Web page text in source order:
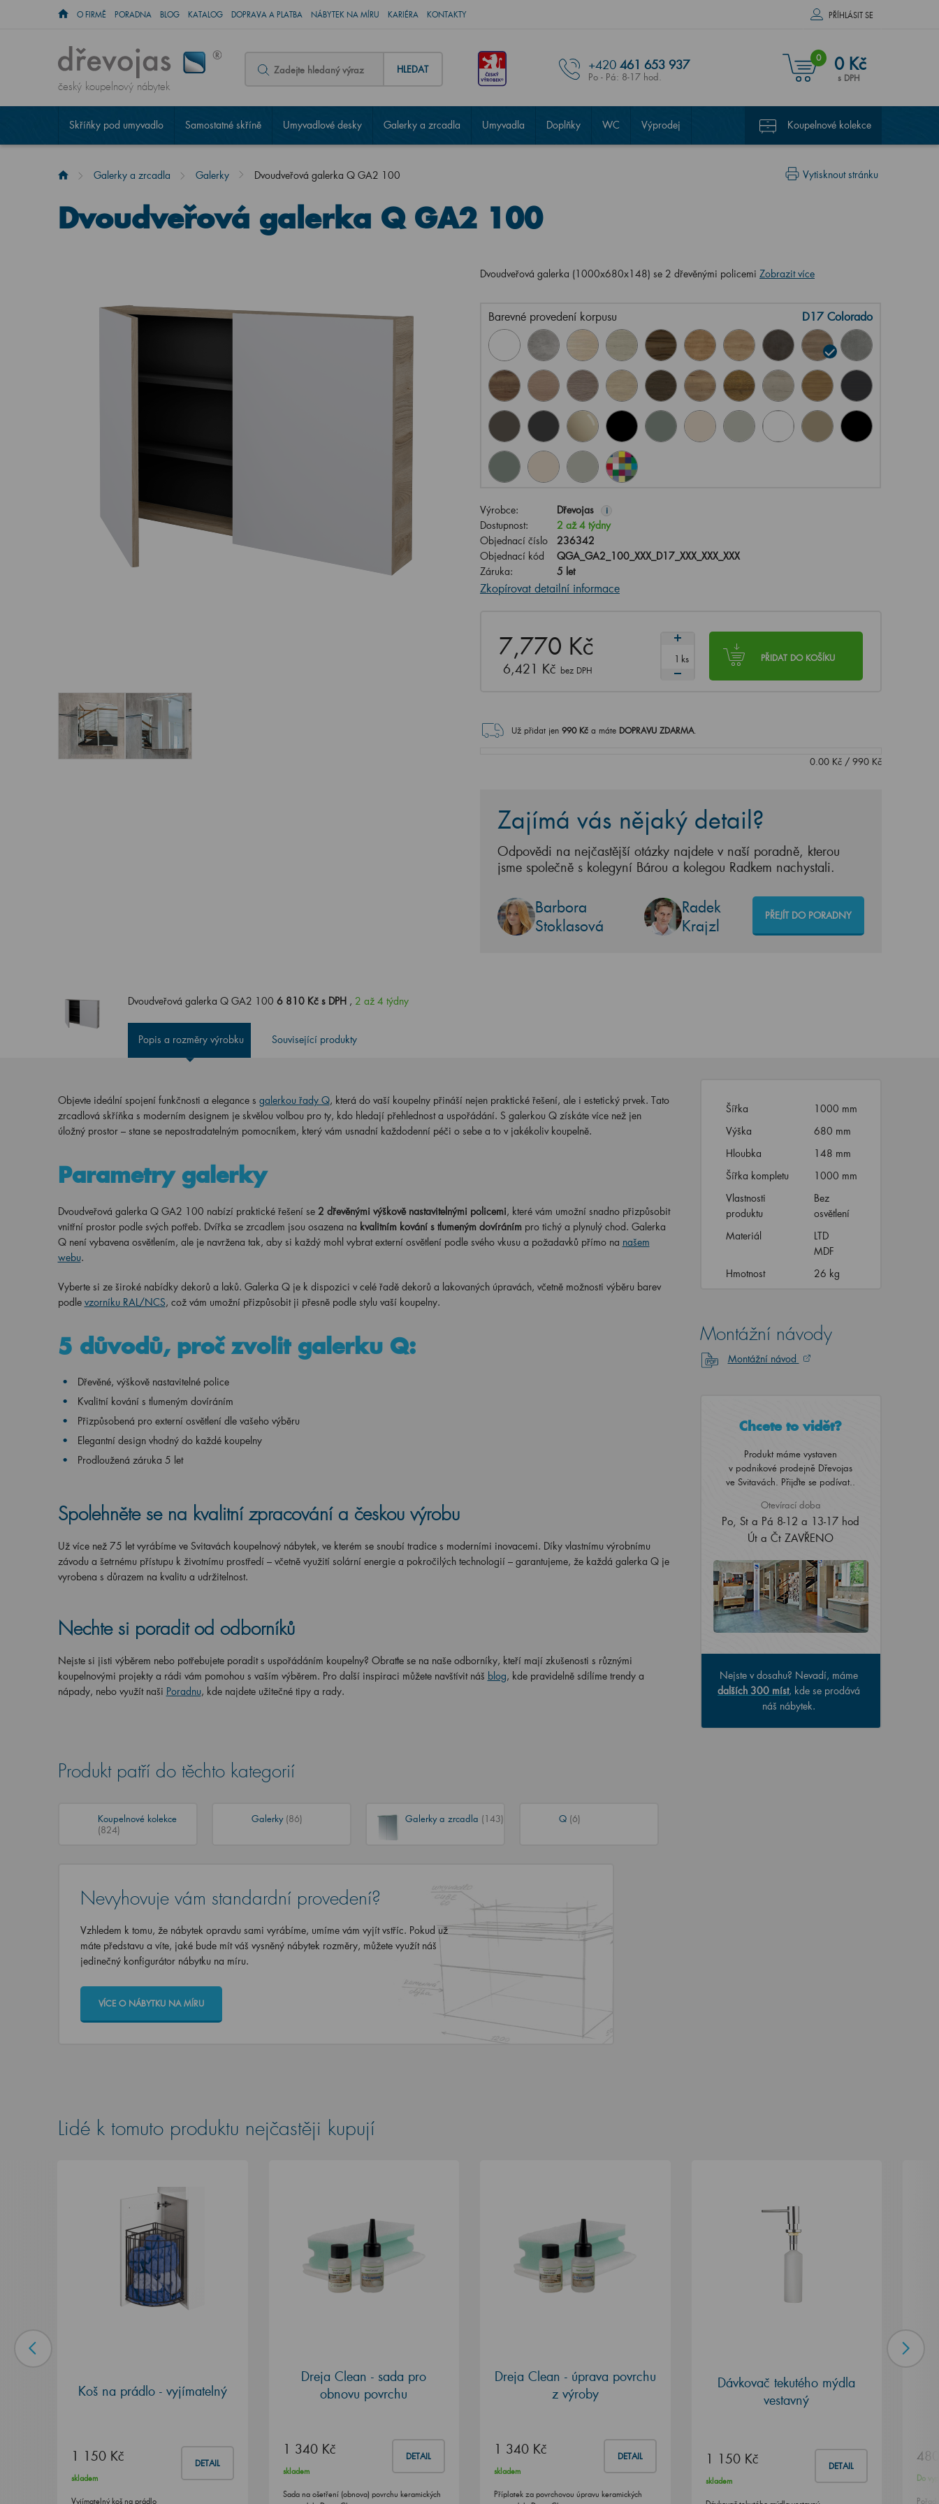
O FIRMĚ PORADNA BLOG KATALOG DOPRAVA A PLATBA NÁBYTEK NA MÍRU KARIÉRA KONTAKTY PŘÍHLÁSIT SE
český koupelnový nábytek
HLEDAT +420 461 653 937
Po - Pá: 8-17 hod.
0 0 Kč
s DPH
Skříňky pod umyvadlo Samostatné skříně Umyvadlové desky Galerky a zrcadla Umyvadla Doplňky WC Výprodej Koupelnové kolekce
Vytisknout stránku
Galerky a zrcadla Galerky Dvoudveřová galerka Q GA2 100
Dvoudveřová galerka Q GA2 100
Dvoudveřová galerka (1000x680x148) se 2 dřevěnými policemi Zobrazit více
Barevné provedení korpusu D17 Colorado
Výrobce: Dřevojas i
Dostupnost:
2 až 4 týdny
Objednací číslo
236342
Objednací kód
QGA_GA2_100_XXX_D17_XXX_XXX_XXX
Záruka:
5 let
Zkopírovat detailní informace
7,770 Kč
6,421 Kč bez DPH
PŘIDAT DO KOŠÍKU
ks
Už přidat jen 990Kč a máte DOPRAVU ZDARMA.
0.00Kč/ 990Kč
Zajímá vás nějaký detail?
Odpovědi na nejčastější otázky najdete v naší poradně, kterou
jsme společně s kolegyní Bárou a kolegou Radkem nachystali.
Barbora
Stoklasová
Radek
Krajzl
PŘEJÍT DO PORADNY
Dvoudveřová galerka Q GA2 1006 810 Kč s DPH , 2 až 4 týdny
Popis a rozměry výrobku Související produkty
Objevte ideální spojení funkčnosti a elegance s galerkou řady Q, která do vaší koupelny přináší nejen praktické řešení, ale i estetický prvek. Tato
zrcadlová skříňka s moderním designem je skvělou volbou pro ty, kdo hledají přehlednost a uspořádání. S galerkou Q získáte více než jen
úložný prostor – stane se nepostradatelným pomocníkem, který vám usnadní každodenní péči o sebe a to v jakékoliv koupelně.
Parametry galerky
Dvoudveřová galerka Q GA2 100 nabízí praktické řešení se 2 dřevěnými výškově nastavitelnými policemi, které vám umožní snadno přizpůsobit
vnitřní prostor podle svých potřeb. Dvířka se zrcadlem jsou osazena na kvalitním kování s tlumeným dovíráním pro tichý a plynulý chod. Galerka
Q není vybavena osvětlením, ale je navržena tak, aby si každý mohl vybrat externí osvětlení podle svého vkusu a požadavků přímo na našem
webu.
Vyberte si ze široké nabídky dekorů a laků. Galerka Q je k dispozici v celé řadě dekorů a lakovaných úpravách, včetně možnosti výběru barev
podle vzorníku RAL/NCS, což vám umožní přizpůsobit ji přesně podle stylu vaší koupelny.
5 důvodů, proč zvolit galerku Q:
Dřevěné, výškově nastavitelné police
Kvalitní kování s tlumeným dovíráním
Přizpůsobená pro externí osvětlení dle vašeho výběru
Elegantní design vhodný do každé koupelny
Prodloužená záruka 5 let
Spolehněte se na kvalitní zpracování a českou výrobu
Už více než 75 let vyrábíme ve Svitavách koupelnový nábytek, ve kterém se snoubí tradice s moderními inovacemi. Díky vlastnímu výrobnímu
závodu a šetrnému přístupu k životnímu prostředí – včetně využití solární energie a pokročilých technologií – garantujeme, že každá galerka Q je
vyrobena s důrazem na kvalitu a udržitelnost.
Nechte si poradit od odborníků
Nejste si jisti výběrem nebo potřebujete poradit s uspořádáním koupelny? Obraťte se na naše odborníky, kteří mají zkušenosti s různými
koupelnovými projekty a rádi vám pomohou s vaším výběrem. Pro další inspiraci můžete navštívit náš blog, kde pravidelně sdílíme trendy a
nápady, nebo využít naši Poradnu, kde najdete užitečné tipy a rady.
Produkt patří do těchto kategorií
Koupelnové kolekce
(824)
Galerky (86) Galerky a zrcadla (143) Q (6)
Nevyhovuje vám standardní provedení?
Vzhledem k tomu, že nábytek opravdu sami vyrábíme, umíme vám vyjít vstříc. Pokud už
máte představu a víte, jaké bude mít váš vysněný nábytek rozměry, můžete využít náš
jedinečný konfigurátor nábytku na míru.
VÍCE O NÁBYTKU NA MÍRU
Šířka
1000 mm
Výška
680 mm
Hloubka
148 mm
Šířka kompletu
1000 mm
Vlastnosti
produktu
Bez
osvětlení
Materiál
LTD
MDF
Hmotnost
26 kg
Montážní návody
Montážní návod
Chcete to vidět?
Produkt máme vystaven
v podnikové prodejně Dřevojas
ve Svitavách. Přijďte se podívat..
Otevírací doba
Po, St a Pá 8-12 a 13-17 hod
Út a Čt ZAVŘENO
Nejste v dosahu? Nevadí, máme
dalších 300 míst, kde se prodává
náš nábytek.
Lidé k tomuto produktu nejčastěji kupují
Koš na prádlo - vyjímatelný
1 150 Kč DETAIL
skladem
Vyjímatelný koš na prádlo
Dreja Clean - sada pro
obnovu povrchu
1 340 Kč DETAIL
skladem
Sada na ošetření (obnova) povrchu keramických
Dreja Clean - úprava povrchu
z výroby
1 340 Kč DETAIL
skladem
Příplatek za povrchovou úpravu keramických
Dávkovač tekutého mýdla
vestavný
1 150 Kč DETAIL
skladem Do